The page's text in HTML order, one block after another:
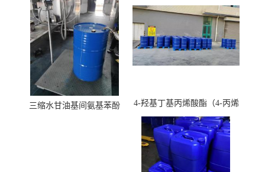
三缩水甘油基间氨基苯酚
4-羟基丁基丙烯酸酯（4-丙烯
酸羟丁酯）